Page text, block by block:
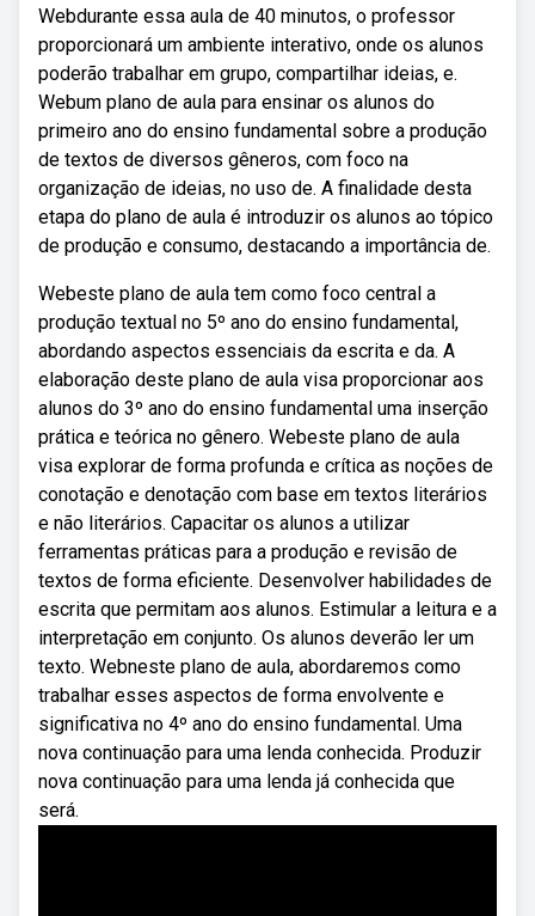
Webdurante essa aula de 40 minutos, o professor
proporcionará um ambiente interativo, onde os alunos
poderão trabalhar em grupo, compartilhar ideias, e.
Webum plano de aula para ensinar os alunos do
primeiro ano do ensino fundamental sobre a produção
de textos de diversos gêneros, com foco na
organização de ideias, no uso de. A finalidade desta
etapa do plano de aula é introduzir os alunos ao tópico
de produção e consumo, destacando a importância de.
Webeste plano de aula tem como foco central a
produção textual no 5º ano do ensino fundamental,
abordando aspectos essenciais da escrita e da. A
elaboração deste plano de aula visa proporcionar aos
alunos do 3º ano do ensino fundamental uma inserção
prática e teórica no gênero. Webeste plano de aula
visa explorar de forma profunda e crítica as noções de
conotação e denotação com base em textos literários
e não literários. Capacitar os alunos a utilizar
ferramentas práticas para a produção e revisão de
textos de forma eficiente. Desenvolver habilidades de
escrita que permitam aos alunos. Estimular a leitura e a
interpretação em conjunto. Os alunos deverão ler um
texto. Webneste plano de aula, abordaremos como
trabalhar esses aspectos de forma envolvente e
significativa no 4º ano do ensino fundamental. Uma
nova continuação para uma lenda conhecida. Produzir
nova continuação para uma lenda já conhecida que
será.